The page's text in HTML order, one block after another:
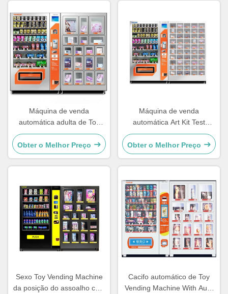
Máquina de venda
automática adulta de Toy
Vending Machine Combo
Toys do sexo do
preservativo
Obter o Melhor Preço
Máquina de venda
automática Art Kit Test
Vending Machine With do
teste de gravidez do ODM
do OEM 50 cacifos
Obter o Melhor Preço
Sexo Toy Vending Machine
da posição do assoalho com
Cacifo automático de Toy
Vending Machine With Auto